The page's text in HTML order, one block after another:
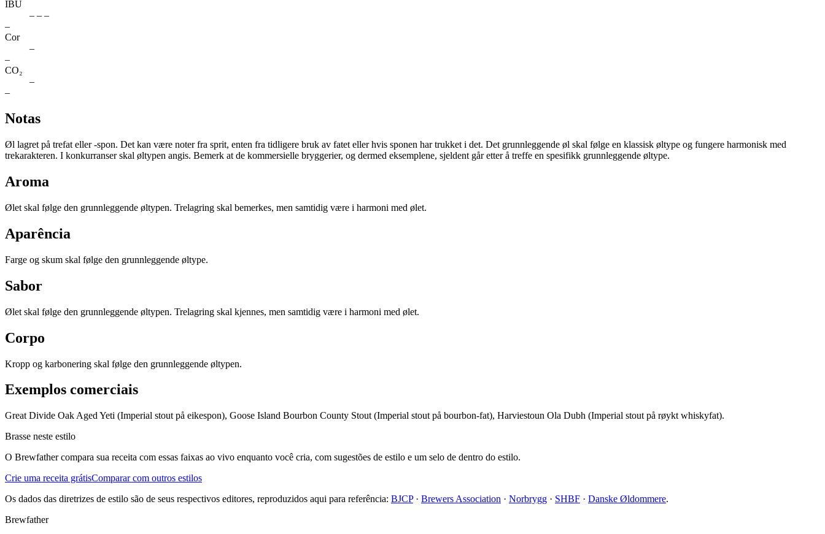
IBU
– – –
–
Cor
–
–
CO₂
–
–
Notas
Øl lagret på trefat eller -spon. Det kan være noter fra sprit, enten fra tidligere bruk av fatet eller hvis sponen har trukket i det. Det grunnleggende øl skal følge en klassisk øltype og fungere harmonisk med
trekarakteren. I konkurranser skal øltypen angis. Bemerk at de kommersielle bryggerier, og dermed eksemplene, sjeldent går etter å treffe en spesifikk grunnleggende øltype.
Aroma
Ølet skal følge den grunnleggende øltypen. Trelagring skal bemerkes, men samtidig være i harmoni med ølet.
Aparência
Farge og skum skal følge den grunnleggende øltype.
Sabor
Ølet skal følge den grunnleggende øltypen. Trelagring skal kjennes, men samtidig være i harmoni med ølet.
Corpo
Kropp og karbonering skal følge den grunnleggende øltypen.
Exemplos comerciais
Great Divide Oak Aged Yeti (Imperial stout på eikespon), Goose Island Bourbon County Stout (Imperial stout på bourbon-fat), Harviestoun Ola Dubh (Imperial stout på røykt whiskyfat).
Brasse neste estilo
O Brewfather compara sua receita com essas faixas ao vivo enquanto você cria, com sugestões de estilo e um selo de dentro do estilo.
Crie uma receita grátisComparar com outros estilos
Os dados das diretrizes de estilo são de seus respectivos editores, reproduzidos aqui para referência: BJCP· Brewers Association · Norbrygg · SHBF · Danske Øldommere.
Brewfather